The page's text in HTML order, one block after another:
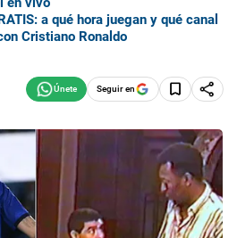
a qué hora juegan y qué canal
Cristiano Ronaldo
Seguir en